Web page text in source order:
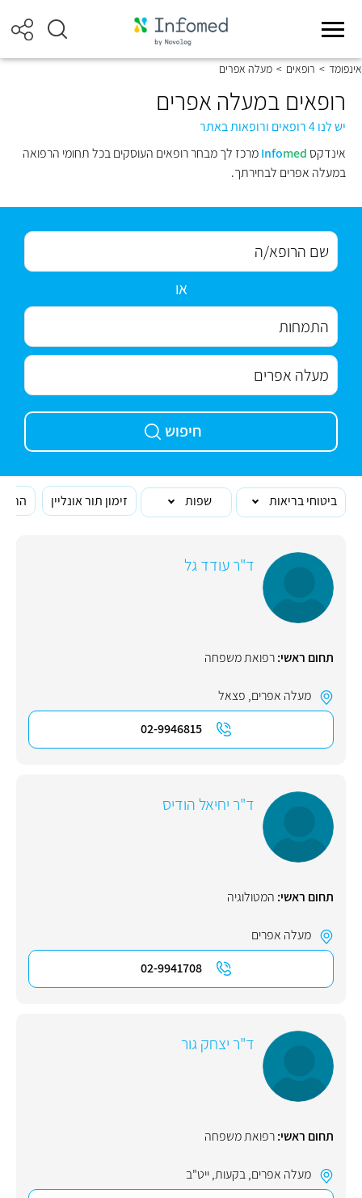
אינפומד > רופאים > מעלה אפרים
רופאים במעלה אפרים
יש לנו 4 רופאים ורופאות באתר
אינדקס
Infomed
מרכז לך מבחר רופאים העוסקים בכל תחומי הרפואה
במעלה אפרים לבחירתך.
או
חיפוש
ביטוחי בריאות שפות זימון תור אונליין
ד"ר עודד גל
תחום ראשי:רפואת משפחה
מעלה אפרים, פצאל
02-9946815
ד"ר יחיאל הודיס
תחום ראשי: המטולוגיה
מעלה אפרים
02-9941708
ד"ר יצחק גור
תחום ראשי:רפואת משפחה
מעלה אפרים,בקעות,ייט"ב